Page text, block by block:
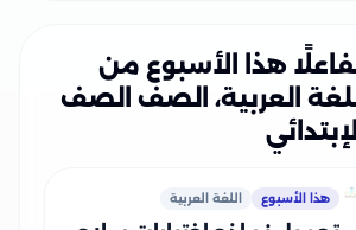
تفاعلًا هذا الأسبوع من
العربية، الصف الصف
هذا الأسبوع اللغة العربية